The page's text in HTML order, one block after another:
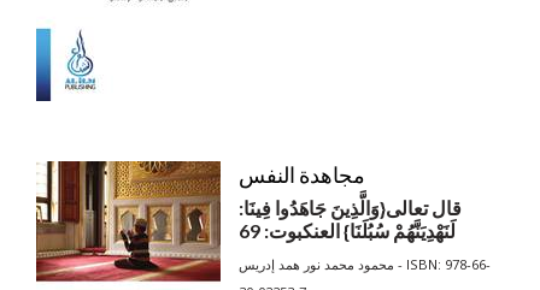
مجاهدة النفس
:قال تعالى{وَالَّذِينَ جَاهَدُوا فِينَا
لَنَهْدِيَنَّهُمْ سُبُلَنَا} العنكبوت: 69
محمود محمد نور همد إدريس - ISBN: 978-66-